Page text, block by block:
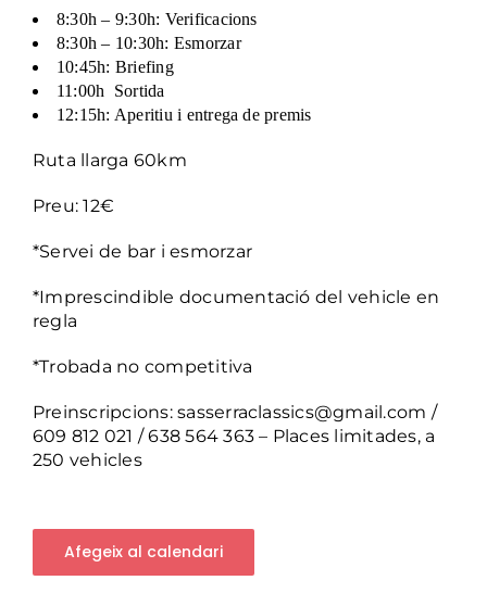
8:30h – 9:30h: Verificacions
8:30h – 10:30h: Esmorzar
10:45h: Briefing
11:00h Sortida
12:15h: Aperitiu i entrega de premis
Ruta llarga 60km
Preu: 12€
*Servei de bar i esmorzar
*Imprescindible documentació del vehicle en
regla
*Trobada no competitiva
Preinscripcions:sasserraclassics@gmail.com /
609 812 021 / 638 564 363 – Places limitades, a
250 vehicles
Afegeix al calendari